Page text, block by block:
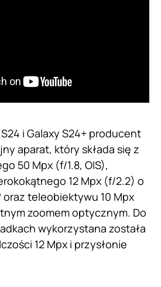
i Galaxy S24+ producent
aparat, który składa się z
50 Mpx (f/1.8, OIS),
12 Mpx (f/2.2) o
oraz teleobiektywu 10 Mpx
zoomem optycznym. Do
wykorzystana została
12 Mpx i przysłonie